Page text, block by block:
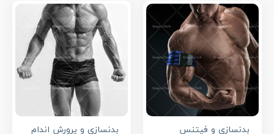
بدنسازی و فیتنس بدنسازی و پرورش اندام